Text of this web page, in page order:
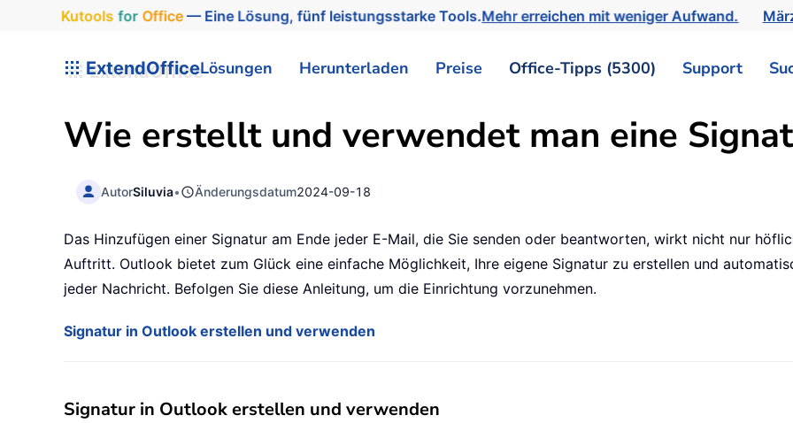
Kutools for Office— Eine Lösung, fünf leistungsstarke Tools.Mehr erreichen mit weniger Aufwand.
ExtendOfficeLösungen Herunterladen Preise Office-Tipps (5300) Support
Wie erstellt und verwendet man eine
AutorSiluvia• Änderungsdatum2024-09-18
Das Hinzufügen einer Signatur am Ende jeder E-Mail, die Sie senden oder beantworten, wirkt nicht nur
Auftritt. Outlook bietet zum Glück eine einfache Möglichkeit, Ihre eigene Signatur zu erstellen und
jeder Nachricht. Befolgen Sie diese Anleitung, um die Einrichtung vorzunehmen.
Signatur in Outlook erstellen und verwenden
Signatur in Outlook erstellen und verwenden